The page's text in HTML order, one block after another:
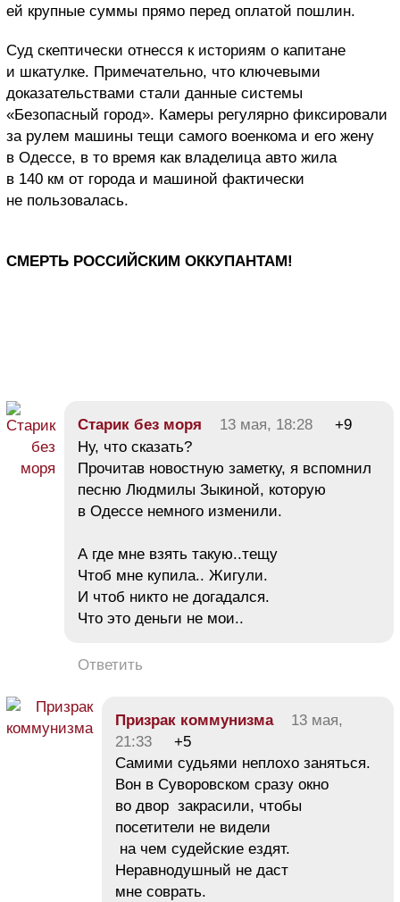
ей крупные суммы прямо перед оплатой пошлин.
Суд скептически отнесся к историям о капитане
и шкатулке. Примечательно, что ключевыми
доказательствами стали данные системы
«Безопасный город». Камеры регулярно фиксировали
за рулем машины тещи самого военкома и его жену
в Одессе, в то время как владелица авто жила
в 140 км от города и машиной фактически
не пользовалась.
СМЕРТЬ РОССИЙСКИМ ОККУПАНТАМ!
Старик без моря 13 мая, 18:28
+9
Ну, что сказать?
Прочитав новостную заметку, я вспомнил
песню Людмилы Зыкиной, которую
в Одессе немного изменили.
А где мне взять такую..тещу
Чтоб мне купила.. Жигули.
И чтоб никто не догадался.
Что это деньги не мои..
Ответить
Призрак коммунизма
13 мая,
21:33
+5
Самими судьями неплохо заняться.
Вон в Суворовском сразу окно
во двор закрасили, чтобы
посетители не видели
на чем судейские ездят.
Неравнодушный не даст
мне соврать.